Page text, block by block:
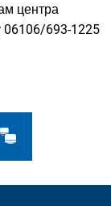
центра
06106/693-1225